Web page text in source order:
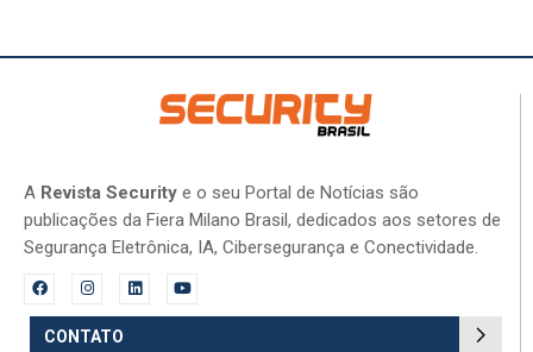
A Revista Security e o seu Portal de Notícias são
publicações da Fiera Milano Brasil, dedicados aos setores de
Segurança Eletrônica, IA, Cibersegurança e Conectividade.
CONTATO